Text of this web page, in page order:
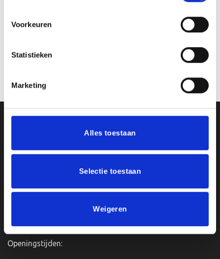
Voorkeuren
Statistieken
Marketing
Alles toestaan
Selectie toestaan
Weigeren
Trofee AR1110 OP=OP
€6.40-€8.00
heeft
meerdere
optie
gekozen
op
productpagina
Van Zanden Sportprijzen
4901KM Oosterhout
kvk: 92898432
Openingstijden: